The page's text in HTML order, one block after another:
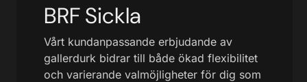
BRF Sickla
Vårt kundanpassande erbjudande av
gallerdurk bidrar till både ökad flexibilitet
och varierande valmöjligheter för dig som